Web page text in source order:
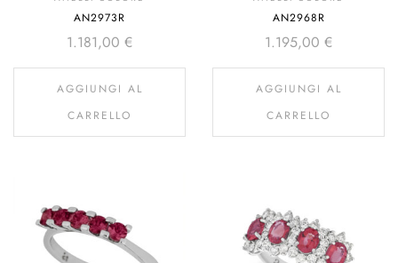
AN2973R
1.181,00 €
AGGIUNGI AL
CARRELLO
AN2968R
1.195,00 €
AGGIUNGI AL
CARRELLO